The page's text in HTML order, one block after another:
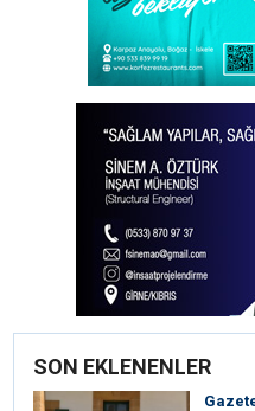
SON EKLENENLER